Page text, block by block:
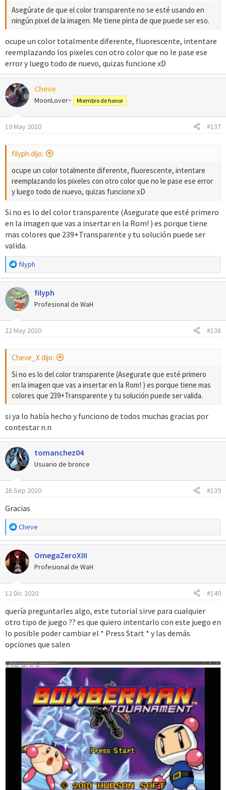
Asegúrate de que el color transparente no se esté usando en
ningún pixel de la imagen. Me tiene pinta de que puede ser eso.
ocupe un color totalmente diferente, fluorescente, intentare
reemplazando los pixeles con otro color que no le pase ese
error y luego todo de nuevo, quizas funcione xD
Cheve
MoonLover~ Miembro de honor
19 May 2020 #137
filyph dijo:
ocupe un color totalmente diferente, fluorescente, intentare
reemplazando los pixeles con otro color que no le pase ese error
y luego todo de nuevo, quizas funcione xD
Si no es lo del color transparente (Asegurate que esté primero
en la imagen que vas a insertar en la Rom! ) es porque tiene
mas colores que 239+Transparente y tu solución puede ser
valida.
R
e
a
c
c
i
o
n
:
filyph
filyph
Profesional de WaH
22 May 2020 #138
Cheve_X dijo:
Si no es lo del color transparente (Asegurate que esté primero
en la imagen que vas a insertar en la Rom! ) es porque tiene mas
colores que 239+Transparente y tu solución puede ser valida.
si ya lo había hecho y funciono de todos muchas gracias por
contestar n.n
tomanchez04
Usuario de bronce
26 Sep 2020 #139
Gracias
R
e
a
c
c
i
o
n
s
:
Cheve
OmegaZeroXIII
Profesional de WaH
12 Dic 2020 #140
quería preguntarles algo, este tutorial sirve para cualquier
otro tipo de juego ?? es que quiero intentarlo con este juego en
lo posible poder cambiar el * Press Start * y las demás
opciones que salen